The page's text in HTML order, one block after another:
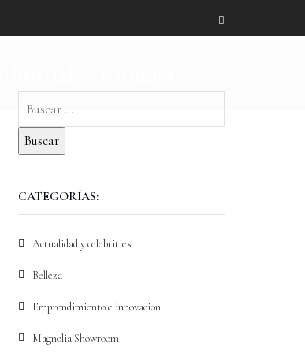
CATEGORÍAS:
Actualidad y celebrities
Belleza
Emprendimiento e innovacion
Magnolia Showroom